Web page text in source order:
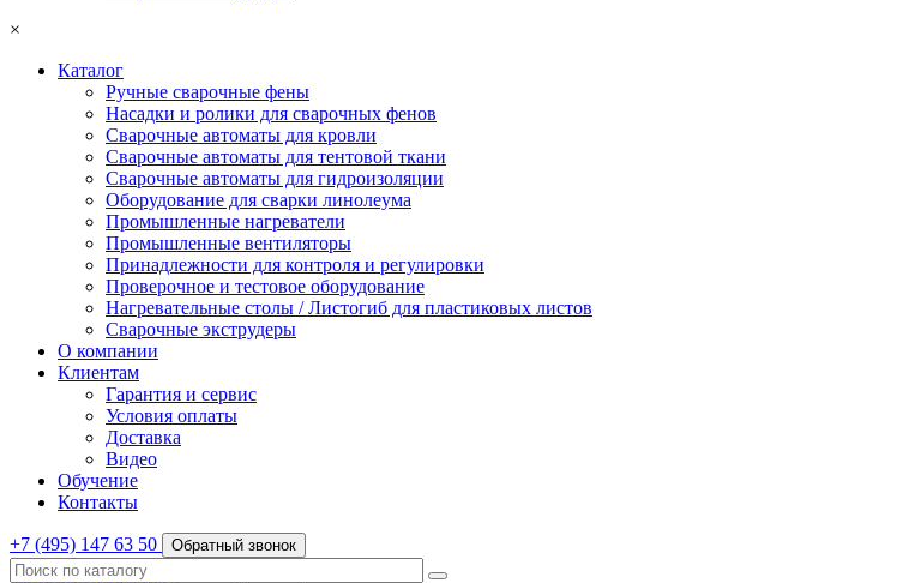
×
Каталог
Ручные сварочные фены
Насадки и ролики для сварочных фенов
Сварочные автоматы для кровли
Сварочные автоматы для тентовой ткани
Сварочные автоматы для гидроизоляции
Оборудование для сварки линолеума
Промышленные нагреватели
Промышленные вентиляторы
Принадлежности для контроля и регулировки
Проверочное и тестовое оборудование
Нагревательные столы / Листогиб для пластиковых листов
Сварочные экструдеры
О компании
Клиентам
Гарантия и сервис
Условия оплаты
Доставка
Видео
Обучение
Контакты
+7 (495) 147 63 50 Обратный звонок